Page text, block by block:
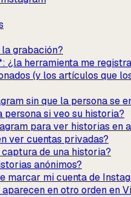
grabación?
¿la herramienta me
(y los artículos que
sin que la persona se
si veo su historia?
para ver historias en
ver cuentas privadas?
de una historia?
anónimos?
marcar mi cuenta de
en otro orden en